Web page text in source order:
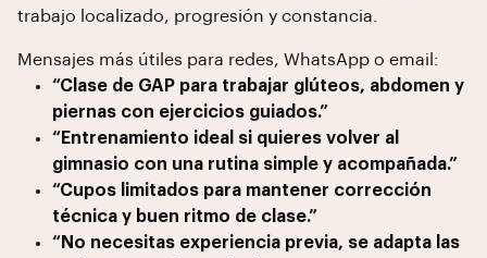
trabajo localizado, progresión y constancia.
Mensajes más útiles para redes, WhatsApp o email:
“Clase de GAP para trabajar glúteos, abdomen y
piernas con ejercicios guiados.”
“Entrenamiento ideal si quieres volver al
gimnasio con una rutina simple y acompañada.”
“Cupos limitados para mantener corrección
técnica y buen ritmo de clase.”
“No necesitas experiencia previa, se adapta las